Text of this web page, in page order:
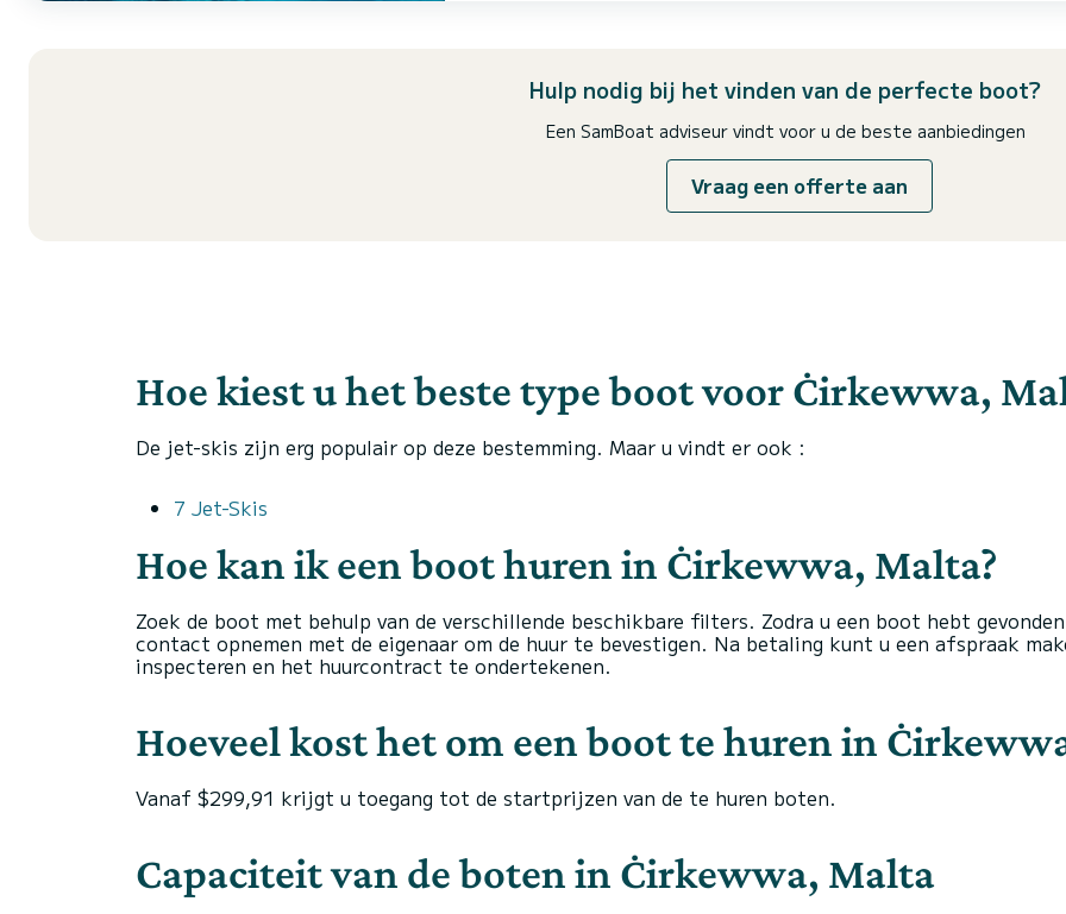
Hulp nodig bij het vinden van de perfecte boot?
Een SamBoat adviseur vindt voor u de beste aanbiedingen
Vraag een offerte aan
Hoe kiest u het beste type boot voor Ċirkewwa,
De jet-skis zijn erg populair op deze bestemming. Maar u vindt er ook :
7 Jet-Skis
Hoe kan ik een boot huren in Ċirkewwa, Malta?
Zoek de boot met behulp van de verschillende beschikbare filters. Zodra u een boot hebt
contact opnemen met de eigenaar om de huur te bevestigen. Na betaling kunt u een afspraak
inspecteren en het huurcontract te ondertekenen.
Hoeveel kost het om een boot te huren in
Vanaf $299,91 krijgt u toegang tot de startprijzen van de te huren boten.
Capaciteit van de boten in Ċirkewwa, Malta